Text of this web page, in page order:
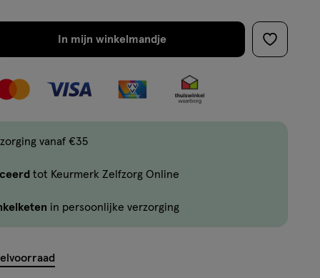
In mijn winkelmandje
verhoog
met
Er
nog
vanaf €35
tot Keurmerk Zelfzorg Online
in persoonlijke verzorging